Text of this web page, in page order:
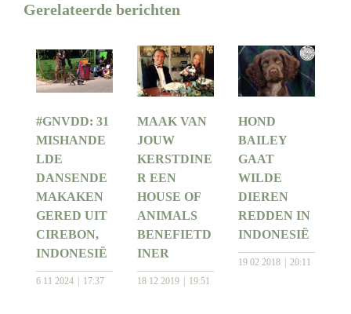
Gerelateerde berichten
#GNVDD: 31
MISHANDE
LDE
DANSENDE
MAKAKEN
GERED UIT
CIREBON,
INDONESIË
6 11 2024 17:37
MAAK VAN
JOUW
KERSTDINE
R EEN
HOUSE OF
ANIMALS
BENEFIETD
INER
18 12 2019 19:51
HOND
BAILEY
GAAT
WILDE
DIEREN
REDDEN IN
INDONESIË
19 02 2018 20:11